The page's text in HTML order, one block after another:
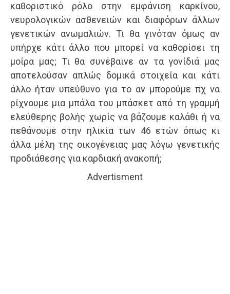
καθοριστικό ρόλο στην εμφάνιση καρκίνου,
νευρολογικών ασθενειών και διαφόρων άλλων
γενετικών ανωμαλιών. Τι θα γινόταν όμως αν
υπήρχε κάτι άλλο που μπορεί να καθορίσει τη
μοίρα μας; Τι θα συνέβαινε αν τα γονίδιά μας
αποτελούσαν απλώς δομικά στοιχεία και κάτι
άλλο ήταν υπεύθυνο για το αν μπορούμε πχ να
ρίχνουμε μια μπάλα του μπάσκετ από τη γραμμή
ελεύθερης βολής χωρίς να βάζουμε καλάθι ή να
πεθάνουμε στην ηλικία των 46 ετών όπως κι
άλλα μέλη της οικογένειας μας λόγω γενετικής
προδιάθεσης για καρδιακή ανακοπή;
Advertisment